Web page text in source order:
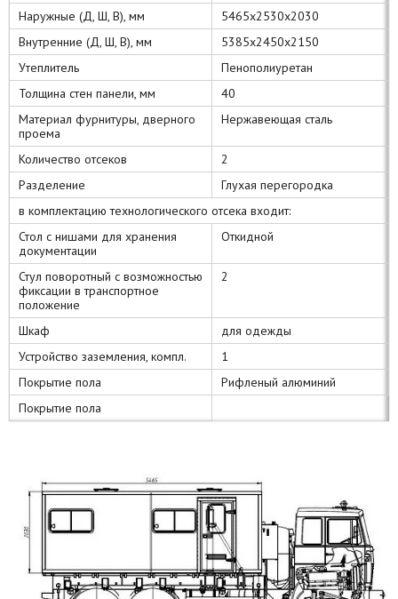
Наружные (Д, Ш, В), мм
5465х2530х2030
Внутренние (Д, Ш, В), мм
5385х2450х2150
Утеплитель
Пенополиуретан
Толщина стен панели, мм
40
Материал фурнитуры, дверного
проема
Нержавеющая сталь
Количество отсеков
2
Разделение
Глухая перегородка
в комплектацию технологического отсека входит:
Стол с нишами для хранения
документации
Откидной
Стул поворотный с возможностью
фиксации в транспортное
положение
2
Шкаф
для одежды
Устройство заземления, компл.
1
Покрытие пола
Рифленый алюминий
Покрытие пола